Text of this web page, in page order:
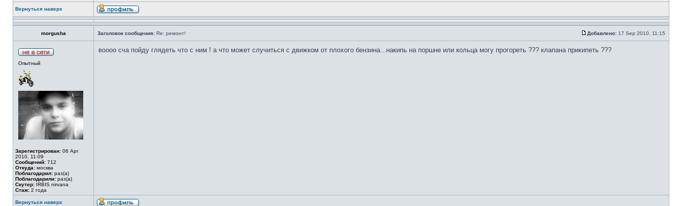
Вернуться наверх
morgusha Заголовок сообщения: Re: ремонт! Добавлено: 17 Sep 2010, 11:15
Опытный
Зарегистрирован: 06 Apr
2010, 11:09
Сообщений: 712
Откуда: москва
Поблагодарил: раз(а)
Поблагодарили: раз(а)
Скутер: IRBIS nirvana
Стаж: 2 года
воооо сча пойду глядеть что с ним ! а что может случиться с движком от плохого бензина...накипь на поршне или кольца могу прогореть ??? клапана прикипеть ???
Вернуться наверх